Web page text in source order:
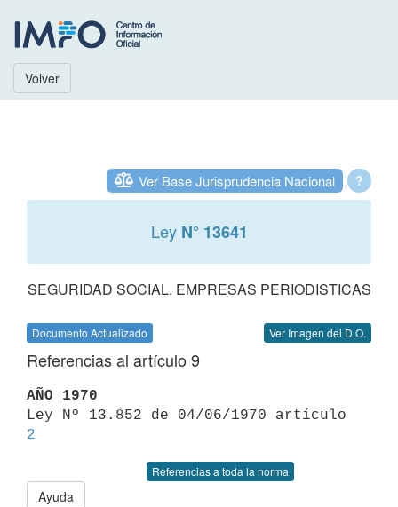
Volver
?
Ver Base Jurisprudencia Nacional
Ley N° 13641
SEGURIDAD SOCIAL. EMPRESAS PERIODISTICAS
Documento Actualizado Ver Imagen del D.O.
Referencias al artículo 9
AÑO 1970
2
Referencias a toda la norma
Ayuda